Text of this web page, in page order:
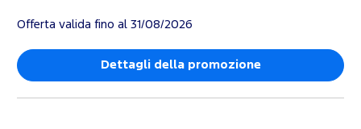
Offerta valida fino al 31/08/2026
Dettagli della promozione